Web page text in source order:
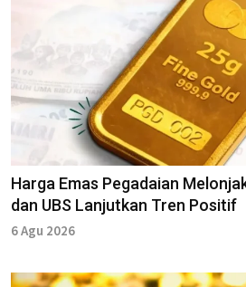
Harga Emas Pegadaian
dan UBS Lanjutkan Tren Positif
6 Agu 2026